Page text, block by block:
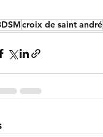
croix de saint andré